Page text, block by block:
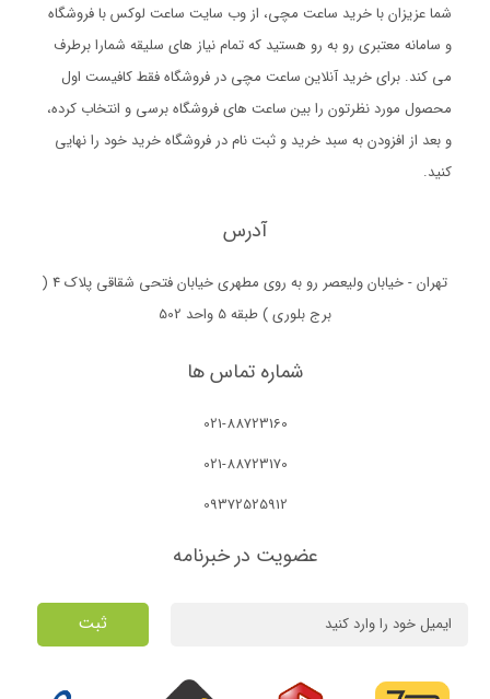
شما عزیزان با خرید ساعت مچی، از وب سایت ساعت لوکس با فروشگاه
و سامانه معتبری رو به رو هستید که تمام نیاز های سلیقه شمارا برطرف
می کند. برای خرید آنلاین ساعت مچی در فروشگاه فقط کافیست اول
محصول مورد نظرتون را بین ساعت های فروشگاه برسی و انتخاب کرده،
و بعد از افزودن به سبد خرید و ثبت نام در فروشگاه خرید خود را نهایی
کنید.
آدرس
تهران - خیابان ولیعصر رو به روی مطهری خیابان فتحی شقاقی پلاک 4 (
برج بلوری ) طبقه 5 واحد 502
شماره تماس ها
021-88723160
021-88723170
09372525912
عضویت در خبرنامه
ثبت